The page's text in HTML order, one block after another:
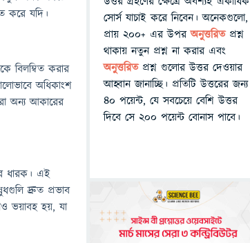
করে যদি।
বিলম্বিত করার
অধিকাংশ
অন্য আকারের
ধারক। এই
দ্রুত প্রভাব
ভয়াবহ হয়, যা
সোর্স যাচাই করে নিবেন। অনেকগুলো,
প্রায় ২০০+ এর উপরঅনুত্তরিতপ্রশ্ন
থাকায় নতুন প্রশ্ন না করার এবং
অনুত্তরিত প্রশ্ন গুলোর উত্তর দেওয়ার
আহ্বান জানাচ্ছি। প্রতিটি উত্তরের জন্য
৪০ পয়েন্ট, যে সবচেয়ে বেশি উত্তর
দিবে সে ২০০ পয়েন্ট বোনাস পাবে।